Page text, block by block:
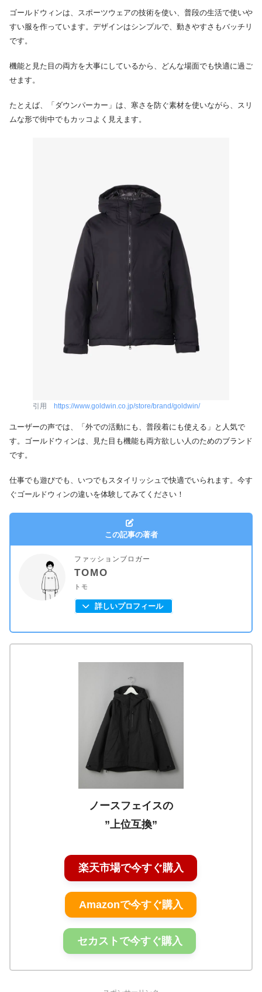
ゴールドウィンは、スポーツウェアの技術を使い、普段の生活で使いや
すい服を作っています。デザインはシンプルで、動きやすさもバッチリ
です。
機能と見た目の両方を大事にしているから、どんな場面でも快適に過ご
せます。
たとえば、「ダウンパーカー」は、寒さを防ぐ素材を使いながら、スリ
ムな形で街中でもカッコよく見えます。
引用 https://www.goldwin.co.jp/store/brand/goldwin/
ユーザーの声では、「外での活動にも、普段着にも使える」と人気で
す。ゴールドウィンは、見た目も機能も両方欲しい人のためのブランド
です。
仕事でも遊びでも、いつでもスタイリッシュで快適でいられます。今す
ぐゴールドウィンの違いを体験してみてください！
この記事の著者
ファッションブロガー
TOMO
トモ
詳しいプロフィール
ノースフェイスの
”上位互換”
楽天市場で今すぐ購入
Amazonで今すぐ購入
セカストで今すぐ購入